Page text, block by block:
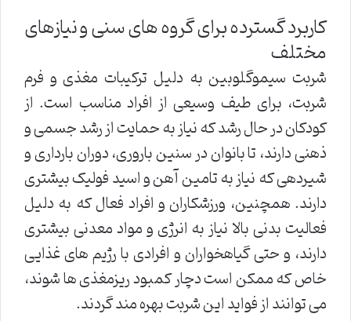
کاربرد گسترده برای گروه های سنی و نیازهای
مختلف
شربت سیموگلوبین به دلیل ترکیبات مغذی و فرم
شربت، برای طیف وسیعی از افراد مناسب است. از
کودکان در حال رشد که نیاز به حمایت از رشد جسمی و
ذهنی دارند، تا بانوان در سنین باروری، دوران بارداری و
شیردهی که نیاز به تامین آهن و اسید فولیک بیشتری
دارند. همچنین، ورزشکاران و افراد فعال که به دلیل
فعالیت بدنی بالا نیاز به انرژی و مواد معدنی بیشتری
دارند، و حتی گیاهخواران و افرادی با رژیم های غذایی
خاص که ممکن است دچار کمبود ریزمغذی ها شوند،
می توانند از فواید این شربت بهره مند گردند.